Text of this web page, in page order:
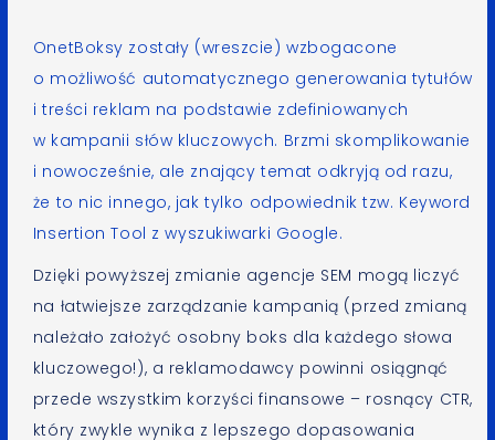
OnetBoksy zostały (wreszcie) wzbogacone
o możliwość automatycznego generowania tytułów
i treści reklam na podstawie zdefiniowanych
w kampanii słów kluczowych. Brzmi skomplikowanie
i nowocześnie, ale znający temat odkryją od razu,
że to nic innego, jak tylko odpowiednik tzw. Keyword
Insertion Tool z wyszukiwarki Google.
Dzięki powyższej zmianie agencje SEM mogą liczyć
na łatwiejsze zarządzanie kampanią (przed zmianą
należało założyć osobny boks dla każdego słowa
kluczowego!), a reklamodawcy powinni osiągnąć
przede wszystkim korzyści finansowe – rosnący CTR,
który zwykle wynika z lepszego dopasowania